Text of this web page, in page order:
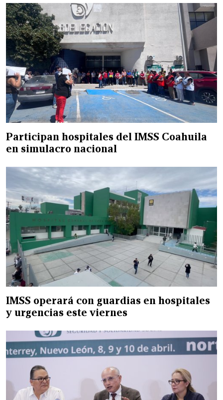
Participan hospitales del IMSS Coahuila
en simulacro nacional
IMSS operará con guardias en hospitales
y urgencias este viernes